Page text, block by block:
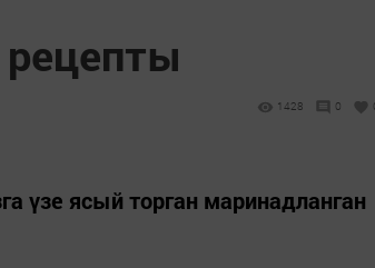
1428 0
үзе ясый торган маринадланган